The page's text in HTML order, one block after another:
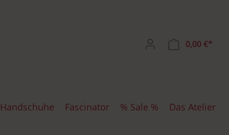
0,00 €*
Handschuhe Fascinator % Sale %
Das Atelier